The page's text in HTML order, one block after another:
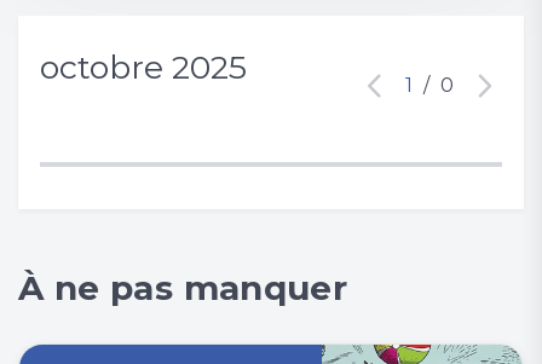
octobre 2025 1 / 0
À ne pas manquer